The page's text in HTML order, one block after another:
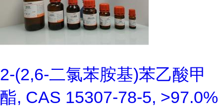
2-(2,6-二氯苯胺基)苯乙酸甲
酯, CAS 15307-78-5, >97.0%